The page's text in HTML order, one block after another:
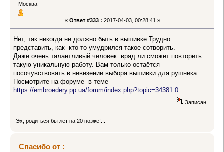
Москва
« Ответ #333 : 2017-04-03, 00:28:41 »
Нет, так никогда не должно быть в вышивке.Трудно
представить, как кто-то умудрился такое сотворить.
Даже очень талантливый человек вряд ли сможет повторить
такую уникальную работу. Вам только остаётся
посочувствовать в невезении выбора вышивки для рушника.
Посмотрите на форуме в теме
https://embroedery.pp.ua/forum/index.php?topic=34381.0
Записан
Эх, родиться бы лет на 20 позже!...
Спасибо от :